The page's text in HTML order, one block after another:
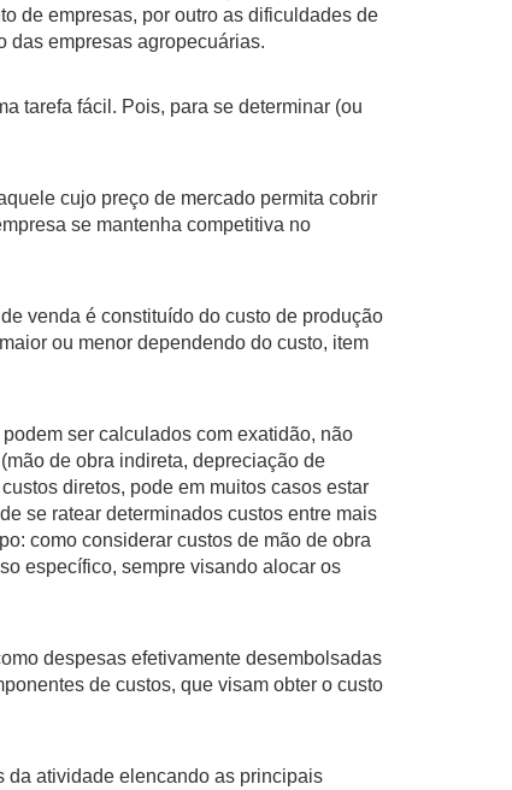
de empresas, por outro as dificuldades de
das empresas agropecuárias.
fácil. Pois, para se determinar (ou
cujo preço de mercado permita cobrir
se mantenha competitiva no
venda é constituído do custo de produção
ou menor dependendo do custo, item
ser calculados com exatidão, não
de obra indireta, depreciação de
diretos, pode em muitos casos estar
se ratear determinados custos entre mais
como considerar custos de mão de obra
específico, sempre visando alocar os
despesas efetivamente desembolsadas
de custos, que visam obter o custo
atividade elencando as principais